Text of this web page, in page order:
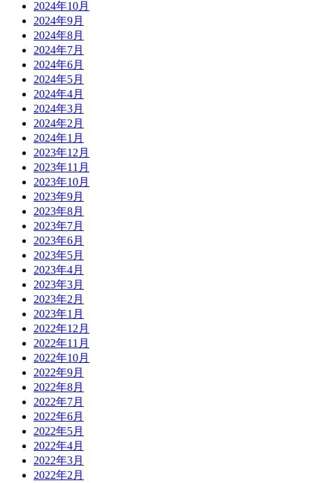
2024年10月
2024年9月
2024年8月
2024年7月
2024年6月
2024年5月
2024年4月
2024年3月
2024年2月
2024年1月
2023年12月
2023年11月
2023年10月
2023年9月
2023年8月
2023年7月
2023年6月
2023年5月
2023年4月
2023年3月
2023年2月
2023年1月
2022年12月
2022年11月
2022年10月
2022年9月
2022年8月
2022年7月
2022年6月
2022年5月
2022年4月
2022年3月
2022年2月